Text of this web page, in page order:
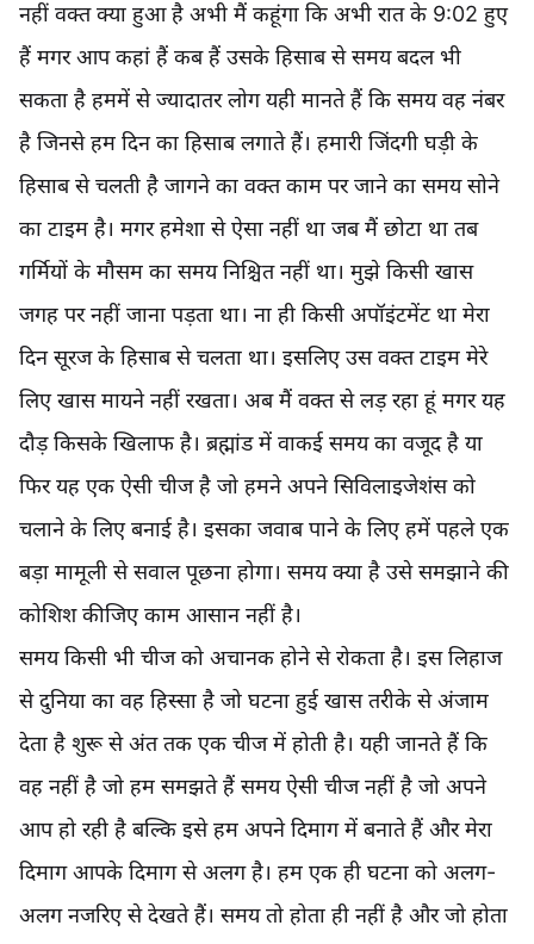
नहीं वक्त क्या हुआ है अभी मैं कहूंगा कि अभी रात के 9:02 हुए
हैं मगर आप कहां हैं कब हैं उसके हिसाब से समय बदल भी
सकता है हममें से ज्यादातर लोग यही मानते हैं कि समय वह नंबर
है जिनसे हम दिन का हिसाब लगाते हैं। हमारी जिंदगी घड़ी के
हिसाब से चलती है जागने का वक्त काम पर जाने का समय सोने
का टाइम है। मगर हमेशा से ऐसा नहीं था जब मैं छोटा था तब
गर्मियों के मौसम का समय निश्चित नहीं था। मुझे किसी खास
जगह पर नहीं जाना पड़ता था। ना ही किसी अपॉइंटमेंट था मेरा
दिन सूरज के हिसाब से चलता था। इसलिए उस वक्त टाइम मेरे
लिए खास मायने नहीं रखता। अब मैं वक्त से लड़ रहा हूं मगर यह
दौड़ किसके खिलाफ है। ब्रह्मांड में वाकई समय का वजूद है या
फिर यह एक ऐसी चीज है जो हमने अपने सिविलाइजेशंस को
चलाने के लिए बनाई है। इसका जवाब पाने के लिए हमें पहले एक
बड़ा मामूली से सवाल पूछना होगा। समय क्या है उसे समझाने की
कोशिश कीजिए काम आसान नहीं है।
समय किसी भी चीज को अचानक होने से रोकता है। इस लिहाज
से दुनिया का वह हिस्सा है जो घटना हुई खास तरीके से अंजाम
देता है शुरू से अंत तक एक चीज में होती है। यही जानते हैं कि
वह नहीं है जो हम समझते हैं समय ऐसी चीज नहीं है जो अपने
आप हो रही है बल्कि इसे हम अपने दिमाग में बनाते हैं और मेरा
दिमाग आपके दिमाग से अलग है। हम एक ही घटना को अलग-
अलग नजरिए से देखते हैं। समय तो होता ही नहीं है और जो होता